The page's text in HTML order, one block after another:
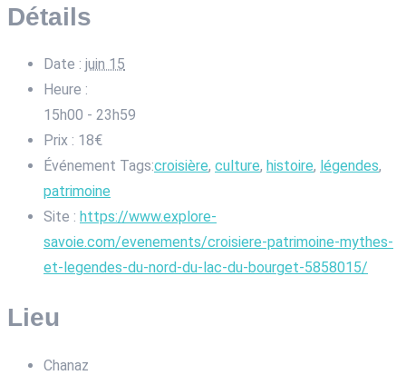
Détails
Date : juin 15
Heure :
15h00 - 23h59
Prix : 18€
Événement Tags:croisière, culture, histoire, légendes,
patrimoine
Site : https://www.explore-
savoie.com/evenements/croisiere-patrimoine-mythes-
et-legendes-du-nord-du-lac-du-bourget-5858015/
Lieu
Chanaz